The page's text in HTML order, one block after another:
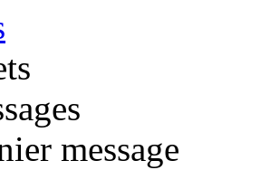
message